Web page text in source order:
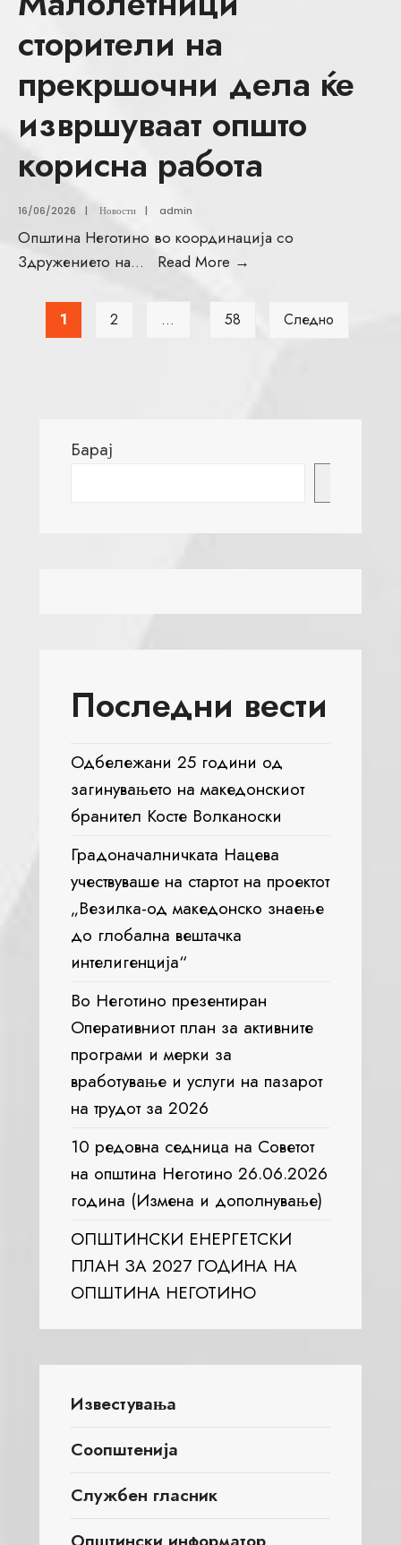
сторители на
прекршочни дела ќе
извршуваат општо
корисна работа
16/06/2026 | Новости | admin
Општина Неготино во координација со
Здружението на... Read More →
1 2 … 58 Следно
Барај
Последни вести
Одбележани 25 години од
загинувањето на македонскиот
бранител Косте Волканоски
Градоначалничката Нацева
учествуваше на стартот на проектот
„Везилка-од македонско знаење
до глобална вештачка
интелигенција“
Во Неготино презентиран
Оперативниот план за активните
програми и мерки за
вработување и услуги на пазарот
на трудот за 2026
10 редовна седница на Советот
на општина Неготино 26.06.2026
година (Измена и дополнување)
ОПШТИНСКИ ЕНЕРГЕТСКИ
ПЛАН ЗА 2027 ГОДИНА НА
ОПШТИНА НЕГОТИНО
Известувања
Соопштенија
Службен гласник